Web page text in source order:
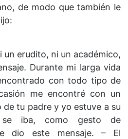
de modo que también le
un erudito, ni un académico,
Durante mi larga vida
con todo tipo de
me encontré con un
tu padre y yo estuve a su
se iba, como gesto de
dio este mensaje. – El